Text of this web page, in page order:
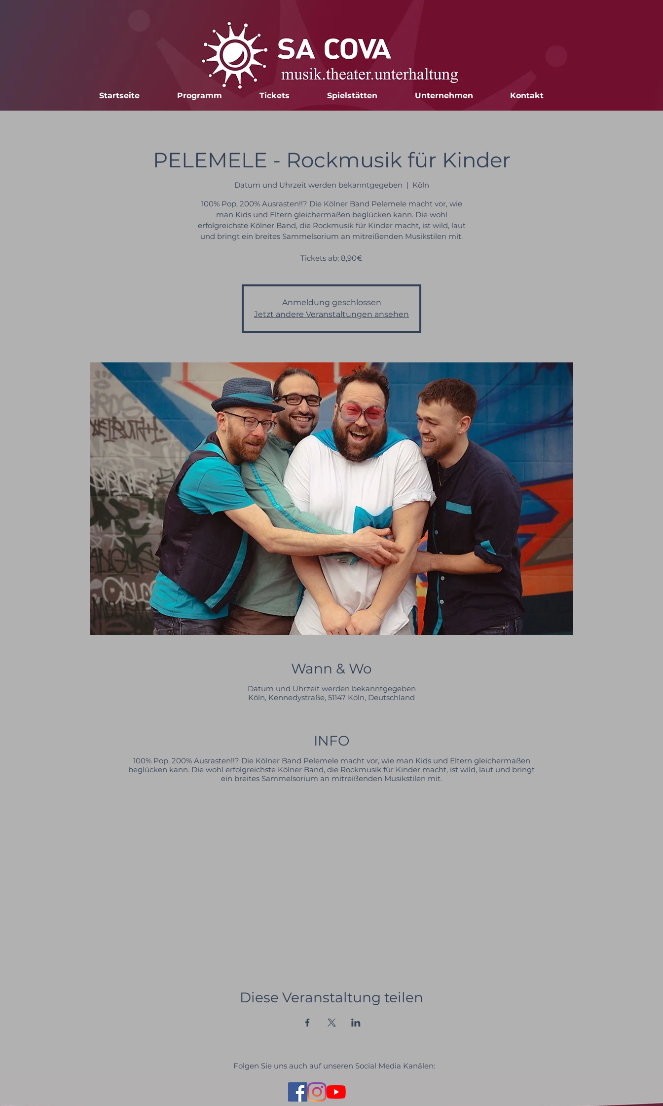
Startseite Programm Tickets Spielstätten Unternehmen Kontakt
PELEMELE - Rockmusik für Kinder
Datum und Uhrzeit werden bekanntgegeben
  |
Köln
100% Pop, 200% Ausrasten!!? Die Kölner Band Pelemele macht vor, wie
man Kids und Eltern gleichermaßen beglücken kann. Die wohl
erfolgreichste Kölner Band, die Rockmusik für Kinder macht, ist wild, laut
und bringt ein breites Sammelsorium an mitreißenden Musikstilen mit.
Tickets ab: 8,90€
Anmeldung geschlossen
Jetzt andere Veranstaltungen ansehen
Wann & Wo
Datum und Uhrzeit werden bekanntgegeben
Köln, Kennedystraße, 51147 Köln, Deutschland
INFO
100% Pop, 200% Ausrasten!!? Die Kölner Band Pelemele macht vor, wie man Kids und Eltern gleichermaßen
beglücken kann. Die wohl erfolgreichste Kölner Band, die Rockmusik für Kinder macht, ist wild, laut und bringt
ein breites Sammelsorium an mitreißenden Musikstilen mit.
Diese Veranstaltung teilen
Folgen Sie uns auch auf unseren Social Media Kanälen: